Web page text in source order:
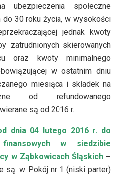
ubezpieczenia społeczne
do 30 roku życia, w wysokości
jednak kwoty
zatrudnionych skierowanych
oraz kwoty minimalnego
w ostatnim dniu
miesiąca i składek na
od refundowanego
są od 2016 r.
dnia 04 lutego 2016 r. do
w siedzibie
w Ząbkowicach Śląskich –
są: w Pokój nr 1 (niski parter)